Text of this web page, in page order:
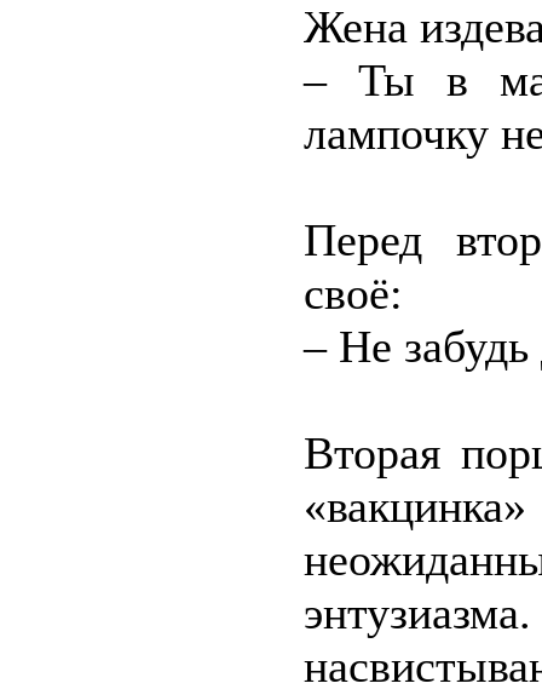
Жена
– Ты в
лампочку
Перед
своё:
– Не
Вторая